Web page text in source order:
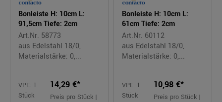
Bonleiste H: 10cm L:
91,5cm Tiefe: 2cm
Art.Nr. 58773
aus Edelstahl 18/0,
Materialstärke: 0,...
VPE: 1
Stück
14,29 €*
Preis pro Stück |
Bonleiste H: 10cm L:
61cm Tiefe: 2cm
Art.Nr. 60112
aus Edelstahl 18/0,
Materialstärke: 0,...
VPE: 1
Stück
10,98 €*
Preis pro Stück |